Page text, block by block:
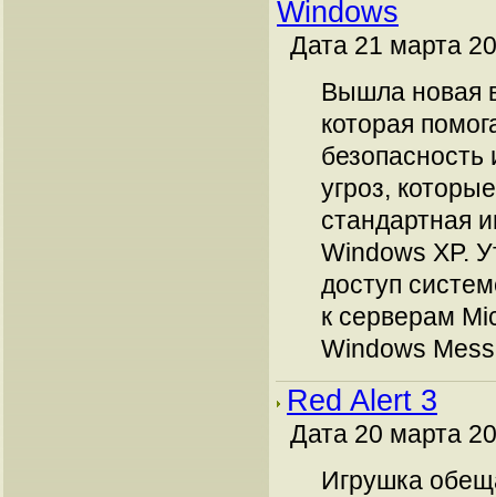
Windows
Дата 21 марта
Вышла новая
которая
угроз,
стандартная
Windows XP.
доступ
к серверам
Windows
Red Alert 3
Дата 20 марта
Игрушка